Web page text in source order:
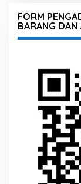
FORM
BARANG DAN